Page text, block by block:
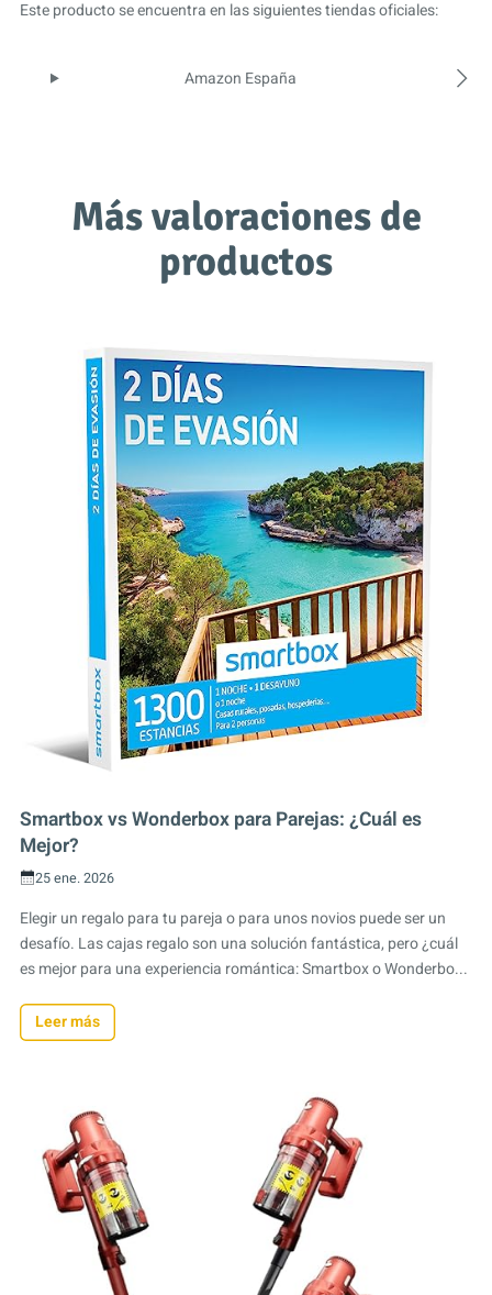
Este producto se encuentra en las siguientes tiendas oficiales:
Amazon España
Más valoraciones de
productos
Smartbox vs Wonderbox para Parejas: ¿Cuál es
Mejor?
25 ene. 2026
Elegir un regalo para tu pareja o para unos novios puede ser un
desafío. Las cajas regalo son una solución fantástica, pero ¿cuál
es mejor para una experiencia romántica: Smartbox o Wonderbo...
Leer más